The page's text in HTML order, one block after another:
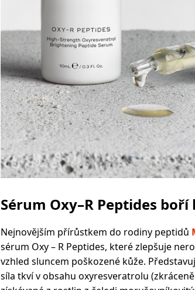
Sérum Oxy–R Peptides
Nejnovějším přírůstkem do rodiny peptidů
sérum Oxy – R Peptides, které zlepšuje
vzhled sluncem poškozené kůže.
síla tkví v obsahu oxyresveratrolu